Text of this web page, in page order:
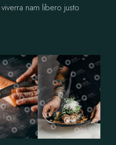
nam libero justo